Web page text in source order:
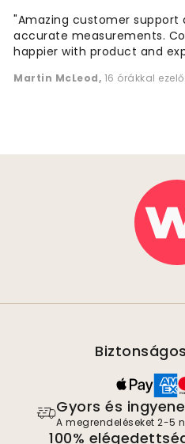
"Amazing customer support
accurate measurements.
happier with product and
Martin McLeod, 16 órákkal
Gyors és
A megrendeléseket 2-5
100%